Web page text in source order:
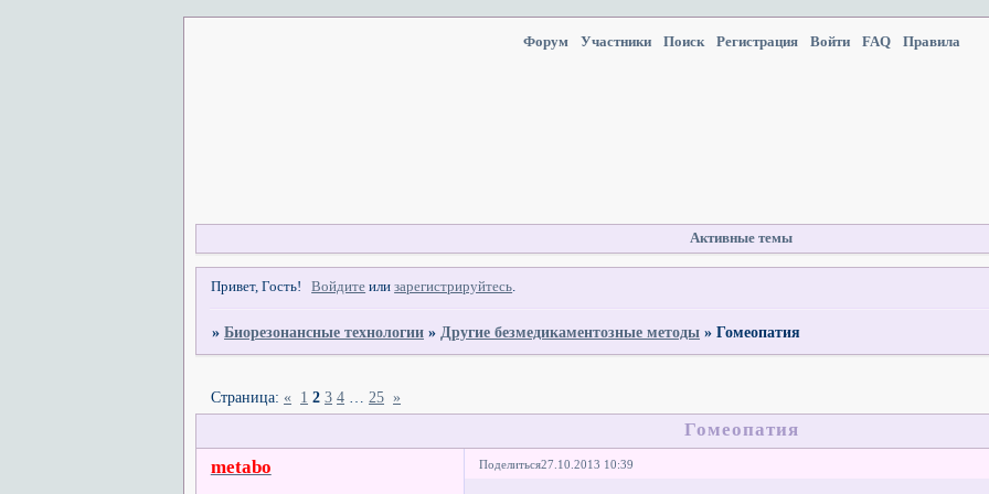
Форум Участники Поиск Регистрация Войти FAQ Правила
Активные темы
Привет, Гость! Войдите илизарегистрируйтесь.
»Биорезонансные технологии » Другие безмедикаментозные методы »Гомеопатия
Гомеопатия
Страница: « 1 2 3 4 25 »
Поделиться27.10.2013 10:39
metabo